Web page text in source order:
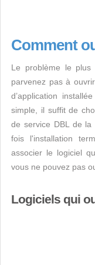
Comment
Le problème le
parvenez pas à
d’application
simple, il suffit de
de service DBL de
fois l'installation
associer le logiciel
vous ne pouvez pas
Logiciels qui